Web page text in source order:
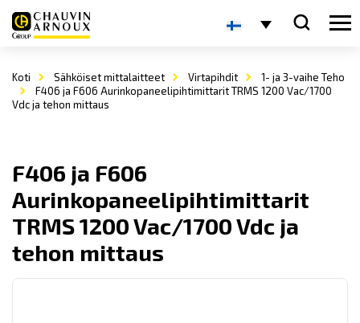
Koti Sähköiset mittalaitteet Virtapihdit
1- ja 3-vaihe Teho
F406 ja F606 Aurinkopaneelipihtimittarit TRMS 1200 Vac/1700
Vdc ja tehon mittaus
F406 ja F606
Aurinkopaneelipihtimittarit
TRMS 1200 Vac/1700 Vdc ja
tehon mittaus